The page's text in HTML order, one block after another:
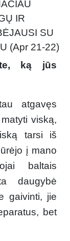
IR
SU
(Apr 21-22)
ką jūs
atgavęs
viską,
tarsi iš
į mano
baltais
daugybė
gaivinti, jie
bet